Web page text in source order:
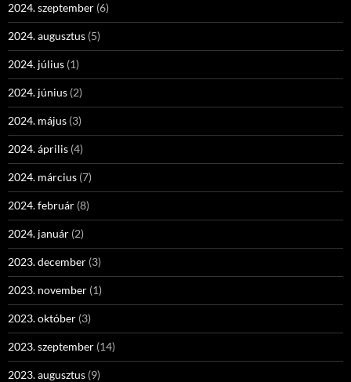
2024. szeptember (6)
2024. augusztus (5)
2024. július (1)
2024. június (2)
2024. május (3)
2024. április (4)
2024. március (7)
2024. február (8)
2024. január (2)
2023. december (3)
2023. november (1)
2023. október (3)
2023. szeptember (14)
2023. augusztus (9)